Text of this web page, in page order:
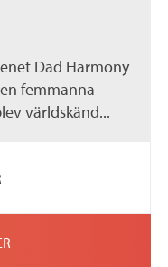
Dad Harmony
femmanna
världskänd...